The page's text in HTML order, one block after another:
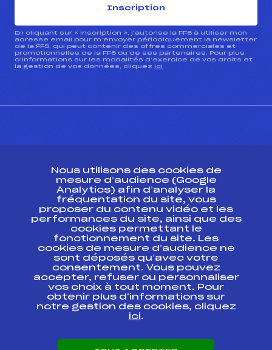
Inscription
En cliquant sur « inscription », j’autorise la FFS à utiliser mon
adresse email pour m’envoyer périodiquement la newsletter
de la FFS, qui peut contenir des offres commerciales et
promotionnelles de la FFS ou de ses partenaires. Pour plus
d’informations sur les modalités d’exercice de vos droits et
la gestion de vos données, cliquez ici
Ressources
Pass’Neige
Projet sportif fédéral
Projet de performance fédéral
Antidopage
Pôle Développement, Formation, Suivi
Scientifique
Listes ministérielles
Pôle vie de l’athlète
Enseignement professionnel
Nous utilisons des cookies de
mesure d’audience (Google
Analytics) afin d’analyser la
fréquentation du site, vous
proposer du contenu vidéo et les
performances du site, ainsi que des
cookies permettant le
fonctionnement du site. Les
cookies de mesure d’audience ne
sont déposés qu’avec votre
consentement. Vous pouvez
accepter, refuser ou personnaliser
vos choix à tout moment. Pour
obtenir plus d'informations sur
notre gestion des cookies, cliquez
ici.